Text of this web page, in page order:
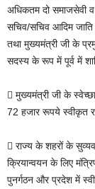
अधिकतम दो समाजसेवी व
सचिव/सचिव आदिम
तथा मुख्यमंत्री जी के
सदस्य के रूप में पूर्व में
 मुख्यमंत्री जी के
72 हजार रूपये स्वीकृत
 राज्य के शहरों के
क्रियान्वयन के लिए
पुनर्गठन और प्रदेश में